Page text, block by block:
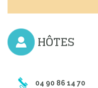
HÔTES
04 90 86 14 70